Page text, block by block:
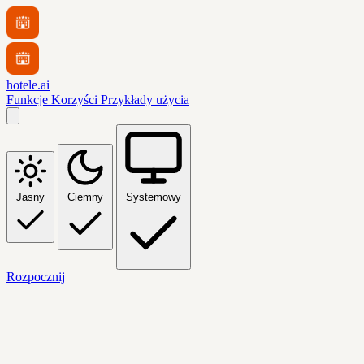
hotele.ai
Funkcje Korzyści Przykłady użycia
Jasny Ciemny Systemowy
Rozpocznij